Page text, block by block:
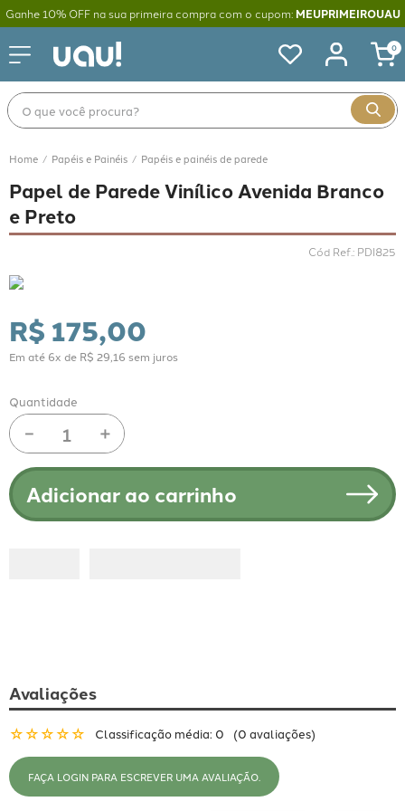
Ganhe 10% OFF na sua primeira compra com o cupom: MEUPRIMEIROUAU
0
O que você procura?
Papéis e Painéis Papéis e painéis de parede
Papel de Parede Vinílico Avenida Branco
e Preto
Cód Ref.: PDI825
R$ 175,00
Em até 6x de R$ 29 16 sem juros
Quantidade
＋
－
Adicionar ao carrinho
Avaliações
☆☆☆☆☆ Classificação média: 0 (0 avaliações)
FAÇA LOGIN PARA ESCREVER UMA AVALIAÇÃO.